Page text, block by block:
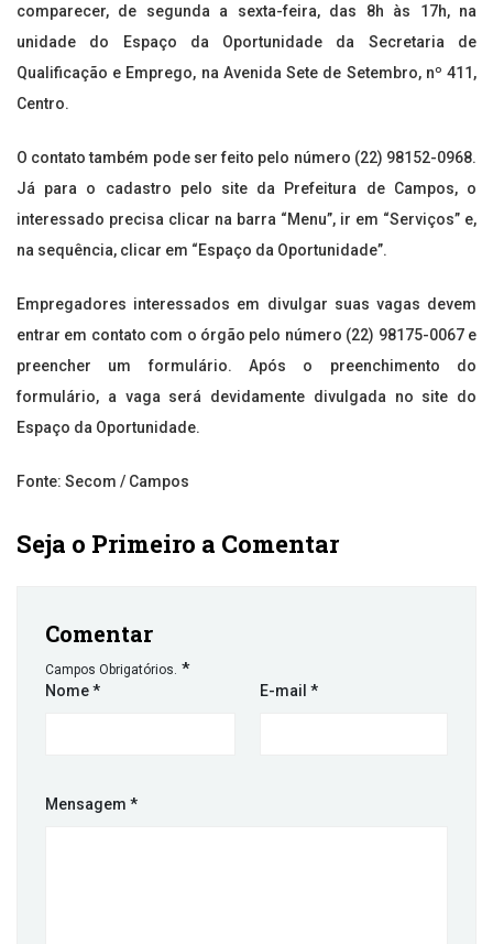
comparecer, de segunda a sexta-feira, das 8h às 17h, na
unidade do Espaço da Oportunidade da Secretaria de
Qualificação e Emprego, na Avenida Sete de Setembro, nº 411,
Centro.
O contato também pode ser feito pelo número (22) 98152-0968.
Já para o cadastro pelo site da Prefeitura de Campos, o
interessado precisa clicar na barra “Menu”, ir em “Serviços” e,
na sequência, clicar em “Espaço da Oportunidade”.
Empregadores interessados em divulgar suas vagas devem
entrar em contato com o órgão pelo número (22) 98175-0067 e
preencher um formulário. Após o preenchimento do
formulário, a vaga será devidamente divulgada no site do
Espaço da Oportunidade.
Fonte: Secom / Campos
Seja o Primeiro a Comentar
Comentar
Campos Obrigatórios. *
Nome* E-mail *
Mensagem *